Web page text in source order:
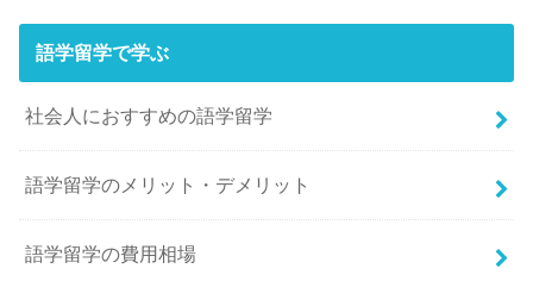
語学留学で学ぶ
社会人におすすめの語学留学
語学留学のメリット・デメリット
語学留学の費用相場